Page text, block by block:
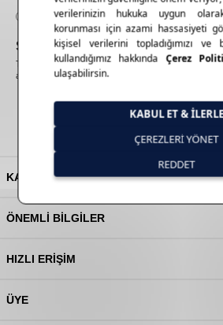
KVKK Sözleşmesi'ni, okudum, kabul
SosyalMedya
Takipçilerimize Özel Kampanya ve Fırsatlardan
abone olun!
KATEGORILER
ÖNEMLI BILGILER
HIZLI ERIŞIM
ÜYE